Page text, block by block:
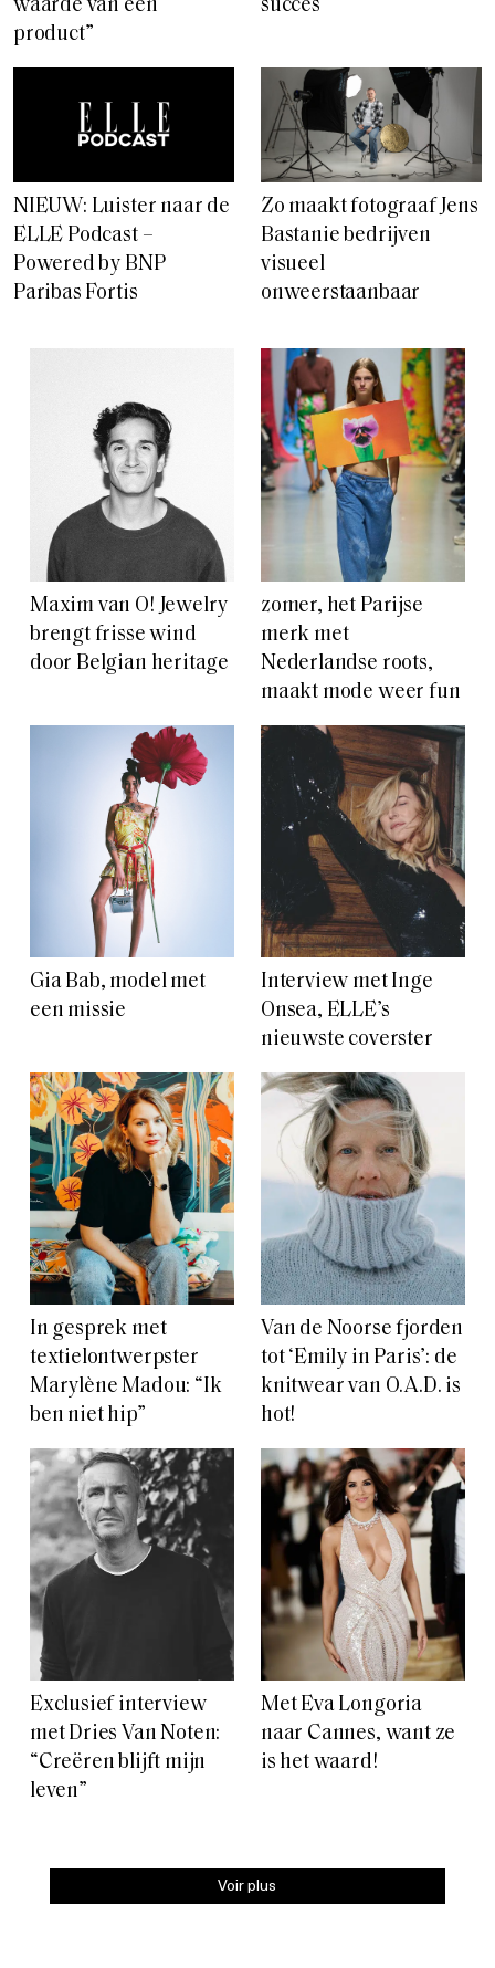
waarde van een
product”
succes
NIEUW: Luister naar de
ELLE Podcast –
Powered by BNP
Paribas Fortis
Zo maakt fotograaf Jens
Bastanie bedrijven
visueel
onweerstaanbaar
Maxim van O! Jewelry
brengt frisse wind
door Belgian heritage
zomer, het Parijse
merk met
Nederlandse roots,
maakt mode weer fun
Gia Bab, model met
een missie
Interview met Inge
Onsea, ELLE’s
nieuwste coverster
In gesprek met
textielontwerpster
Marylène Madou: “Ik
ben niet hip”
Van de Noorse fjorden
tot ‘Emily in Paris’: de
knitwear van O.A.D. is
hot!
Exclusief interview
met Dries Van Noten:
“Creëren blijft mijn
leven”
Met Eva Longoria
naar Cannes, want ze
is het waard!
Voir plus